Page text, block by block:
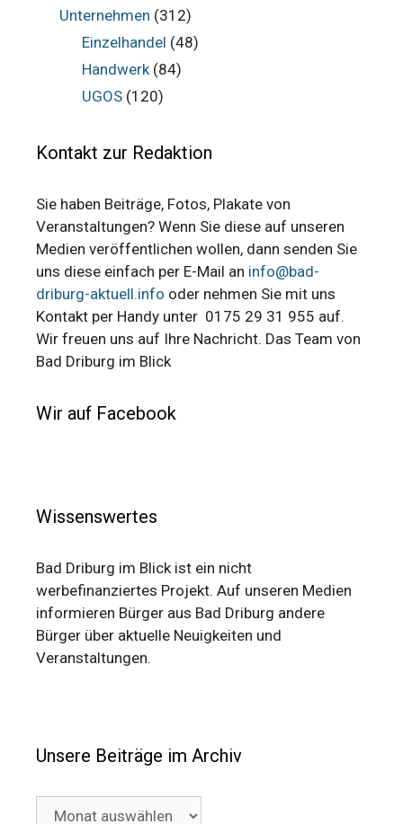
Unternehmen (312)
Einzelhandel (48)
Handwerk(84)
UGOS (120)
Kontakt zur Redaktion
Sie haben Beiträge, Fotos, Plakate von
Veranstaltungen? Wenn Sie diese auf unseren
Medien veröffentlichen wollen, dann senden Sie
uns diese einfach per E-Mail an info@bad-
driburg-aktuell.info oder nehmen Sie mit uns
Kontakt per Handy unter 0175 29 31 955 auf.
Wir freuen uns auf Ihre Nachricht. Das Team von
Bad Driburg im Blick
Wir auf Facebook
Wissenswertes
Bad Driburg im Blick ist ein nicht
werbefinanziertes Projekt. Auf unseren Medien
informieren Bürger aus Bad Driburg andere
Bürger über aktuelle Neuigkeiten und
Veranstaltungen.
Unsere Beiträge im Archiv